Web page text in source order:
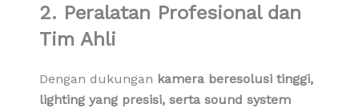
2. Peralatan Profesional dan
Tim Ahli
Dengan dukungan kamera beresolusi tinggi,
lighting yang presisi, serta sound system